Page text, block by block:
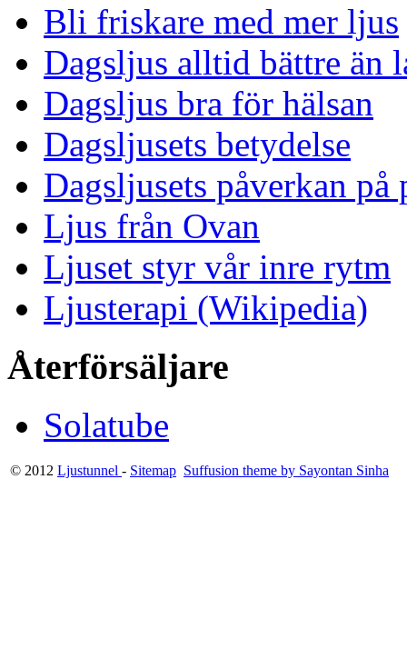
Bli friskare med mer ljus
Dagsljus alltid bättre än
Dagsljus bra för hälsan
Dagsljusets betydelse
Dagsljusets påverkan på
Ljus från Ovan
Ljuset styr vår inre rytm
Ljusterapi (Wikipedia)
Återförsäljare
Solatube
© 2012 Ljustunnel - Sitemap Suffusion theme by Sayontan Sinha